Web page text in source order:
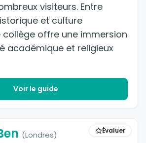
visiteurs. Entre
et culture
collège offre une immersion
académique et religieux
Voir le guide
Évaluer
(Londres)